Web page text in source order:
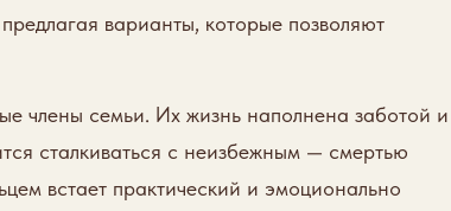
варианты, которые позволяют
члены семьи. Их жизнь наполнена заботой и
сталкиваться с неизбежным — смертью
встает практический и эмоционально